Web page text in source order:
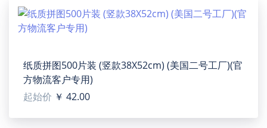
【Type】100% Polyester, 18"(L) x 18"(W), Non-custom.
【Product description】This pillowcase is made of high
the home or the office, will play a very good decorative
role. Insert won't be included. It comes with one pillow
case only.
【Applicable situation】Home, car, office, etc, can be
纸质拼图500片装 (竖款38X52cm) (美国二号工厂)(官
方物流客户专用)
起始价 ￥ 42.00